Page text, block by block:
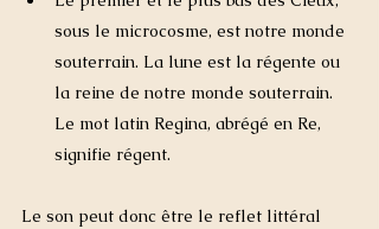
sous le microcosme, est notre monde
souterrain. La lune est la régente ou
la reine de notre monde souterrain.
Le mot latin Regina, abrégé en Re,
signifie régent.
Le son peut donc être le reflet littéral